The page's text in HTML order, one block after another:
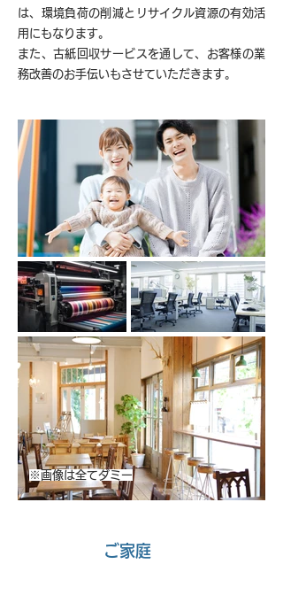
は、環境負荷の削減とリサイクル資源の有効活
用にもなります。
また、古紙回収サービスを通して、お客様の業
務改善のお手伝いもさせていただきます。
※画像は全てダミー
ご家庭